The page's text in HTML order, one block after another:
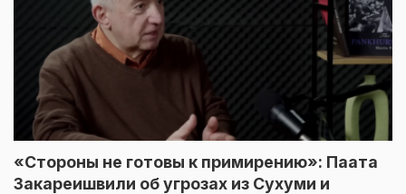
«Стороны не готовы к примирению»: Паата
Закареишвили об угрозах из Сухуми и